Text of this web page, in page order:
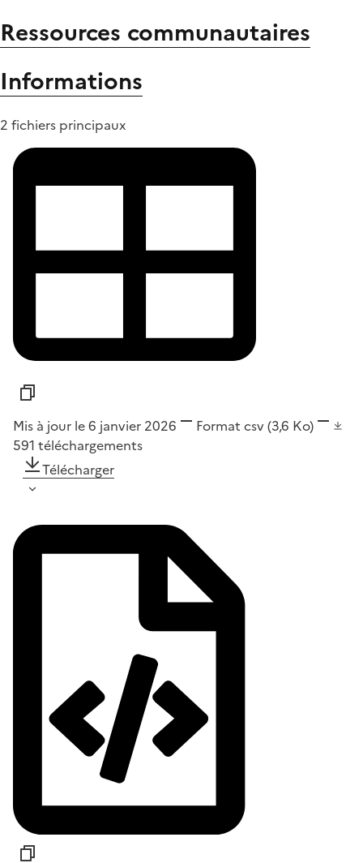
Ressources communautaires
Informations
2 fichiers principaux
Mis à jour le 6 janvier 2026 Format csv(3,6 Ko)
591 téléchargements
Télécharger